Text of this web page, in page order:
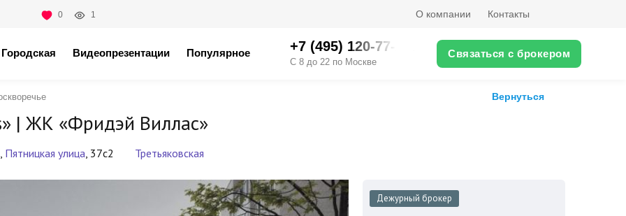
0 1 О компании Контакты
Городская Видеопрезентации Популярное +7 (495) ‎120-77-XX
С 8 до 22 по Москве
Связаться с брокером
Вернуться
| ЖК «Фридэй Виллас»
, Пятницкая улица, 37с2 Третьяковская
Дежурный брокер